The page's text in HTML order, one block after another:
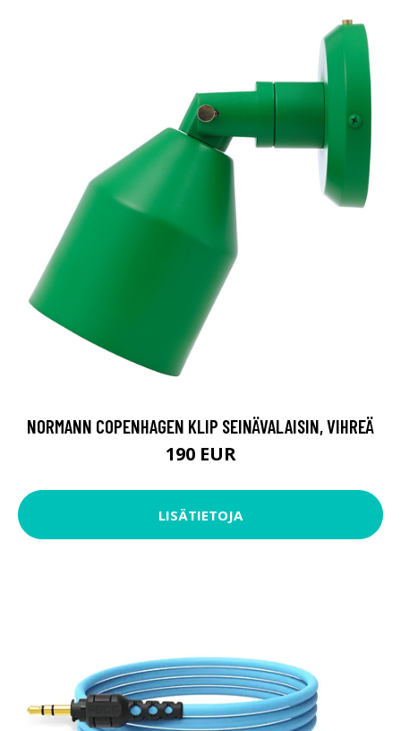
NORMANN COPENHAGEN KLIP SEINÄVALAISIN, VIHREÄ
190 EUR
LISÄTIETOJA